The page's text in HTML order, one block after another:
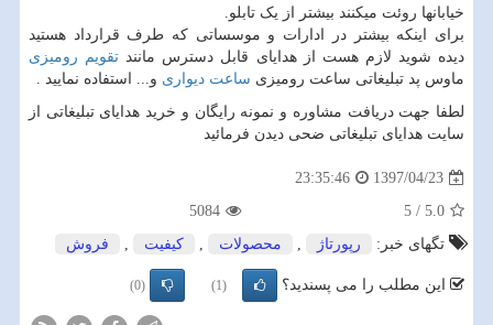
خیابانها روئت میکنند بیشتر از یک تابلو.
برای اینکه بیشتر در ادارات و موسساتی که طرف قرارداد هستید
دیده شوید لازم هست از هدایای قابل دسترس مانند تقویم رومیزی
ماوس پد تبلیغاتی ساعت رومیزی ساعت دیواری و... استفاده نمایید .
لطفا جهت دریافت مشاوره و نمونه رایگان و خرید هدایای تبلیغاتی از
سایت هدایای تبلیغاتی ضحی دیدن فرمائید
1397/04/23
23:35:46
5.0
/
5
5084
تگهای خبر:
رپورتاژ , محصولات , كیفیت , فروش
این مطلب را می پسندید؟ (1)
(0)